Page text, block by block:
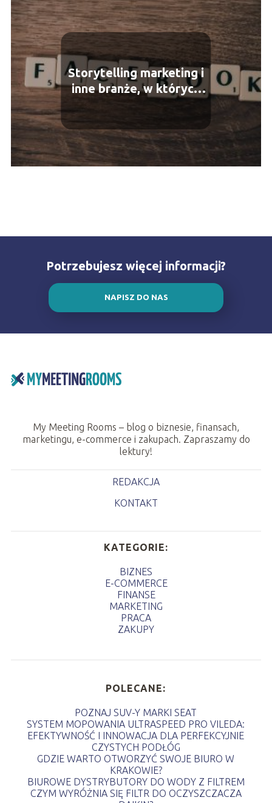
Storytelling marketing i
inne branże, w których
Potrzebujesz więcej informacji?
NAPISZ DO NAS
My Meeting Rooms – blog o biznesie, finansach,
marketingu, e-commerce i zakupach. Zapraszamy do
lektury!
REDAKCJA
KONTAKT
KATEGORIE:
BIZNES
E-COMMERCE
FINANSE
MARKETING
PRACA
ZAKUPY
POLECANE:
POZNAJ SUV-Y MARKI SEAT
SYSTEM MOPOWANIA ULTRASPEED PRO VILEDA:
EFEKTYWNOŚĆ I INNOWACJA DLA PERFEKCYJNIE
CZYSTYCH PODŁÓG
GDZIE WARTO OTWORZYĆ SWOJE BIURO W
KRAKOWIE?
BIUROWE DYSTRYBUTORY DO WODY Z FILTREM
CZYM WYRÓŻNIA SIĘ FILTR DO OCZYSZCZACZA